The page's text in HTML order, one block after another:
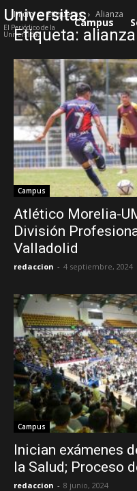
Universitas
El Periódico de la
Universidad
Campus
Inicio Etiquetas Alianza
Etiqueta: alianza
Campus
Atlético Morelia-
División
Valladolid
redaccion - 4 septiembre, 2024
Campus
Inician exámenes
la Salud; Proceso
redaccion - 8 junio, 2024